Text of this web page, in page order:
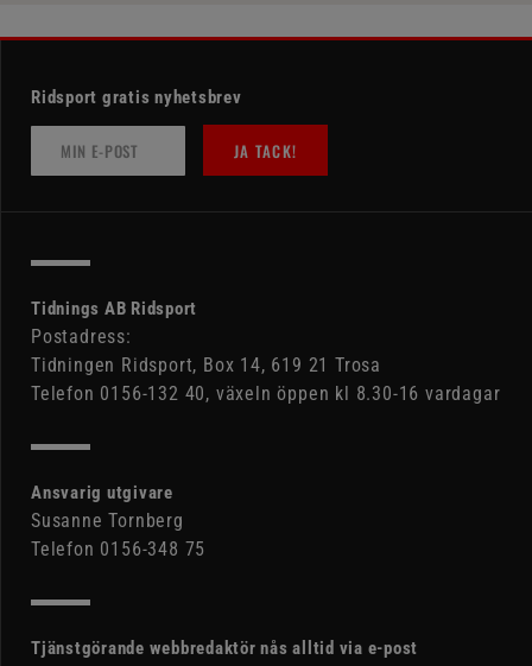
Ridsport gratis nyhetsbrev
JA TACK!
Tidnings AB Ridsport
Postadress:
Tidningen Ridsport, Box 14, 619 21 Trosa
Telefon 0156-132 40, växeln öppen kl 8.30-16 vardagar
Ansvarig utgivare
Susanne Tornberg
Telefon 0156-348 75
Tjänstgörande webbredaktör nås alltid via e-post